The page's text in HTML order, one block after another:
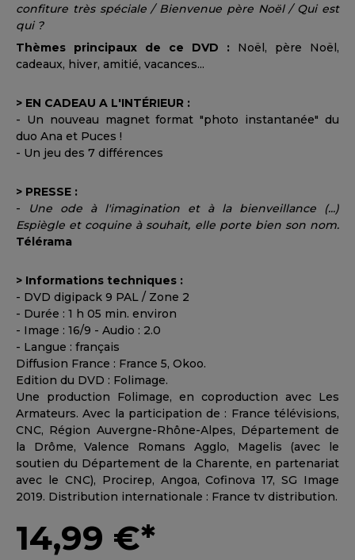
confiture très spéciale / Bienvenue père Noël / Qui est
qui ?
Thèmes principaux de ce DVD : Noël, père Noël,
cadeaux, hiver, amitié, vacances...
> EN CADEAU A L'INTÉRIEUR :
- Un nouveau magnet format "photo instantanée" du
duo Ana et Puces !
- Un jeu des 7 différences
> PRESSE :
-
Une ode à l'imagination et à la bienveillance (...)
Espiègle et coquine à souhait, elle porte bien son nom.
Télérama
> Informations techniques :
- DVD digipack 9 PAL / Zone 2
- Durée : 1 h 05 min. environ
- Image : 16/9 - Audio : 2.0
- Langue : français
Diffusion France : France 5, Okoo.
Edition du DVD : Folimage.
Une production Folimage, en coproduction avec Les
Armateurs. Avec la participation de : France télévisions,
CNC, Région Auvergne-Rhône-Alpes, Département de
la Drôme, Valence Romans Agglo, Magelis (avec le
soutien du Département de la Charente, en partenariat
avec le CNC), Procirep, Angoa, Cofinova 17, SG Image
2019. Distribution internationale : France tv distribution.
14,99 €*